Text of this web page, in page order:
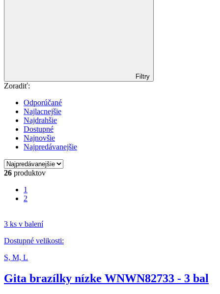
Filtry
Zoradiť:
Odporúčané
Najlacnejšie
Najdrahšie
Dostupné
Najnovšie
Najpredávanejšie
26 produktov
1
2
3 ks v balení
Dostupné velikosti:
S, M, L
Gita brazílky nízke WNWN82733 - 3 bal